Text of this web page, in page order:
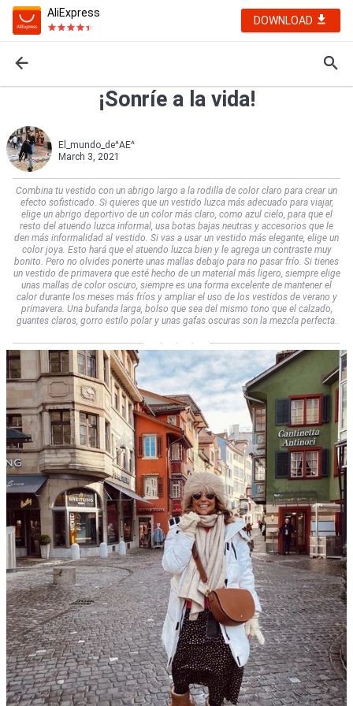
AliExpress
DOWNLOAD
¡Sonríe a la vida!
El_mundo_de^AE^
March 3, 2021
Combina tu vestido con un abrigo largo a la rodilla de color claro para crear un
efecto sofisticado. Si quieres que un vestido luzca más adecuado para viajar,
elige un abrigo deportivo de un color más claro, como azul cielo, para que el
resto del atuendo luzca informal, usa botas bajas neutras y accesorios que le
den más informalidad al vestido. Si vas a usar un vestido más elegante, elige un
color joya. Esto hará que el atuendo luzca bien y le agrega un contraste muy
bonito. Pero no olvides ponerte unas mallas debajo para no pasar frío. Si tienes
un vestido de primavera que esté hecho de un material más ligero, siempre elige
unas mallas de color oscuro, siempre es una forma excelente de mantener el
calor durante los meses más fríos y ampliar el uso de los vestidos de verano y
primavera. Una bufanda larga, bolso que sea del mismo tono que el calzado,
guantes claros, gorro estilo polar y unas gafas oscuras son la mezcla perfecta.